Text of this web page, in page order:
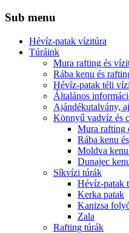
Sub menu
Hévíz-patak vízitúra
Túráink
Mura rafting és
Rába kenu és
Hévíz-patak téli
Általános
Ajándékutalvány,
Könnyű vadvíz és
Mura rafting
Rába kenu
Moldva
Dunajec
Síkvízi túrák
Hévíz-patak
Kerka patak
Kanizsa
Zala
Rafting túrák